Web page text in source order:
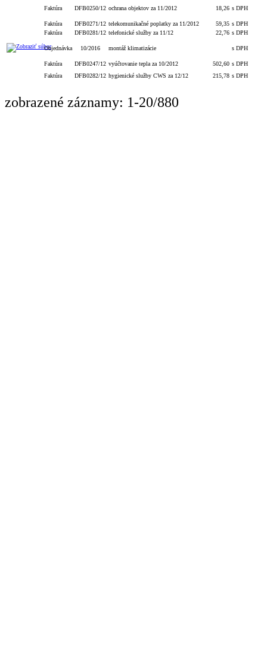
Faktúra DFB0250/12 ochrana objektov za 11/2012 18,26 s DPH
Faktúra DFB0271/12 telekomunikačné poplatky za 11/2012 59,35 s DPH
Faktúra
DFB0281/12 telefonické služby za 11/12 22,76 s DPH
Objednávka 10/2016 montáž klimatizácie s DPH
Faktúra DFB0247/12 vyúčtovanie tepla za 10/2012 502,60 s DPH
Faktúra
DFB0282/12 hygienické služby CWS za 12/12 215,78 s DPH
zobrazené záznamy: 1-20/880